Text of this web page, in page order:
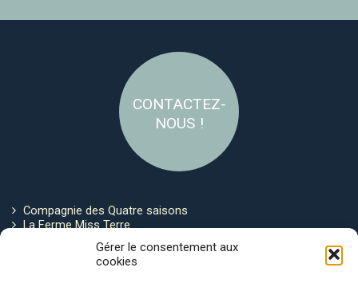
Gérer le consentement aux
cookies
CONTACTEZ-
NOUS !
Compagnie des Quatre saisons
La Ferme Miss Terre
Politique de cookies